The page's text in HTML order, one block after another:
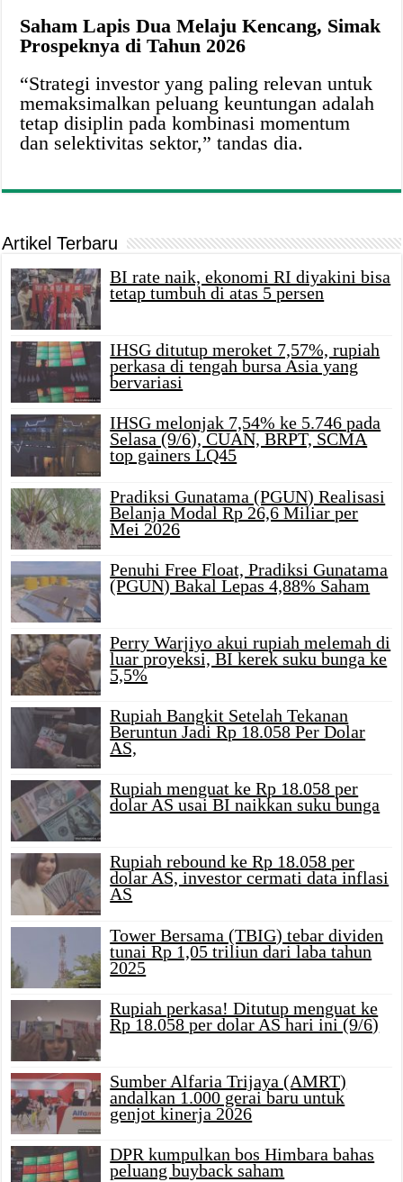
Saham Lapis Dua Melaju Kencang, Simak
Prospeknya di Tahun 2026
“Strategi investor yang paling relevan untuk
memaksimalkan peluang keuntungan adalah
tetap disiplin pada kombinasi momentum
dan selektivitas sektor,” tandas dia.
Artikel Terbaru
BI rate naik, ekonomi RI diyakini bisa
tetap tumbuh di atas 5 persen
IHSG ditutup meroket 7,57%, rupiah
perkasa di tengah bursa Asia yang
bervariasi
IHSG melonjak 7,54% ke 5.746 pada
Selasa (9/6), CUAN, BRPT, SCMA
top gainers LQ45
Pradiksi Gunatama (PGUN) Realisasi
Belanja Modal Rp 26,6 Miliar per
Mei 2026
Penuhi Free Float, Pradiksi Gunatama
(PGUN) Bakal Lepas 4,88% Saham
Perry Warjiyo akui rupiah melemah di
luar proyeksi, BI kerek suku bunga ke
5,5%
Rupiah Bangkit Setelah Tekanan
Beruntun Jadi Rp 18.058 Per Dolar
AS,
Rupiah menguat ke Rp 18.058 per
dolar AS usai BI naikkan suku bunga
Rupiah rebound ke Rp 18.058 per
dolar AS, investor cermati data inflasi
AS
Tower Bersama (TBIG) tebar dividen
tunai Rp 1,05 triliun dari laba tahun
2025
Rupiah perkasa! Ditutup menguat ke
Rp 18.058 per dolar AS hari ini (9/6)
Sumber Alfaria Trijaya (AMRT)
andalkan 1.000 gerai baru untuk
genjot kinerja 2026
DPR kumpulkan bos Himbara bahas
peluang buyback saham